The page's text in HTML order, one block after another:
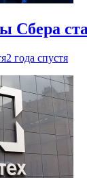
Сбера
2 года спустя